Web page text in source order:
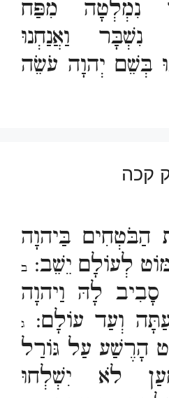
נִמְלְטָה מִפַּח
נִשְׁבָּר וַאֲנַחְנוּ
בְּשֵׁם יְהוָה עֹשֵׂה
קכה
הַבֹּטְחִים בַּיהוָה
לְעוֹלָם יֵשֵׁב: ב
לָהּ וַיהוָה
וְעַד עוֹלָם:
ג
הָרֶשַׁע עַל גּוֹרַל
לֹא יִשְׁלְחוּ